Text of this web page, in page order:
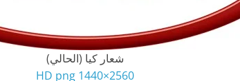
ن
شعار كيا (الحالي)
2560×1440 HD png